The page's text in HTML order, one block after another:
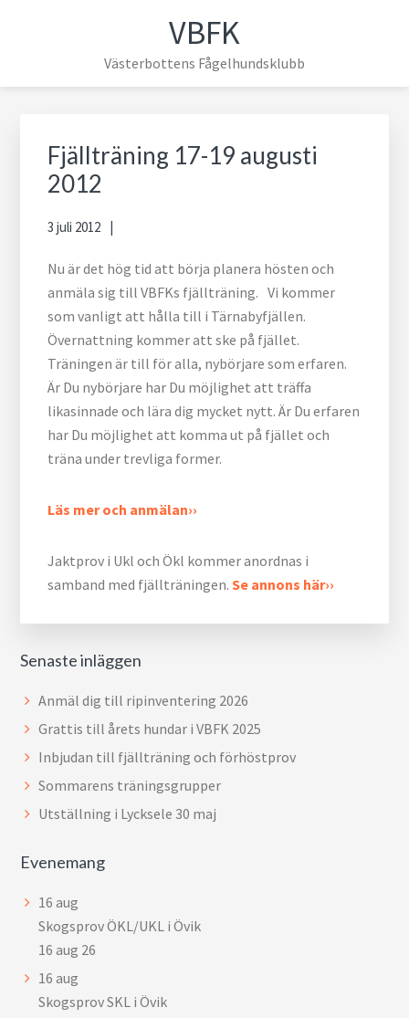
primära
VBFK
Västerbottens Fågelhundsklubb
Fjällträning 17-19 augusti
2012
3 juli 2012
Nu är det hög tid att börja planera hösten och
anmäla sig till VBFKs fjällträning. Vi kommer
som vanligt att hålla till i Tärnabyfjällen.
Övernattning kommer att ske på fjället.
Träningen är till för alla, nybörjare som erfaren.
Är Du nybörjare har Du möjlighet att träffa
likasinnade och lära dig mycket nytt. Är Du erfaren
har Du möjlighet att komma ut på fjället och
träna under trevliga former.
Läs mer och anmälan››
Jaktprov i Ukl och Ökl kommer anordnas i
samband med fjällträningen.Se annons här››
sidofält
Senaste inläggen
Anmäl dig till ripinventering 2026
Grattis till årets hundar i VBFK 2025
Inbjudan till fjällträning och förhöstprov
Sommarens träningsgrupper
Utställning i Lycksele 30 maj
Evenemang
16 aug
Skogsprov ÖKL/UKL i Övik
16 aug 26
16 aug
Skogsprov SKL i Övik